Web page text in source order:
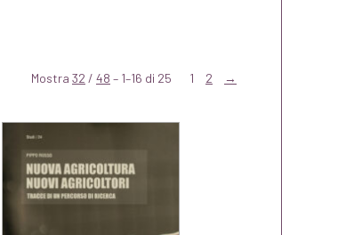
Mostra 32 / 48 – 1–16 di 25 1 2 →